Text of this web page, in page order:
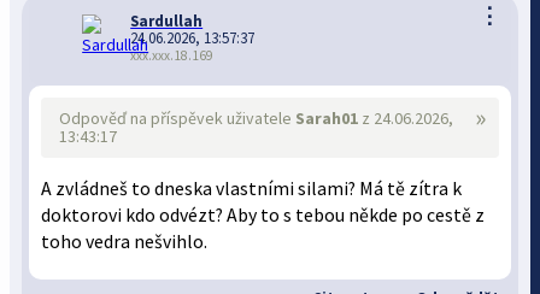
⋮
Sardullah
24.06.2026, 13:57:37
xxx.xxx.18.169
»
Odpověď na příspěvek uživatele Sarah01 z 24.06.2026,
13:43:17
A zvládneš to dneska vlastními silami? Má tě zítra k
doktorovi kdo odvézt? Aby to s tebou někde po cestě z
toho vedra nešvihlo.